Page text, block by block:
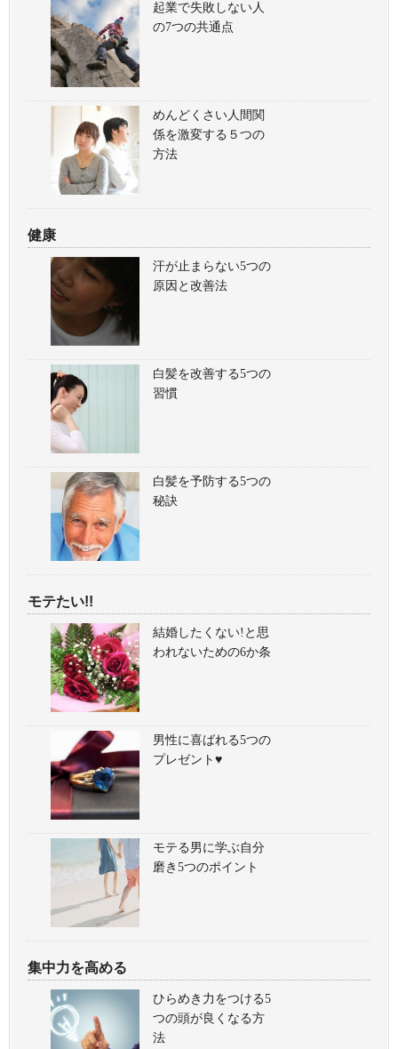
起業で失敗しない人
の7つの共通点
めんどくさい人間関
係を激変する５つの
方法
健康
汗が止まらない5つの
原因と改善法
白髪を改善する5つの
習慣
白髪を予防する5つの
秘訣
モテたい!!
結婚したくない!と思
われないための6か条
男性に喜ばれる5つの
プレゼント♥
モテる男に学ぶ自分
磨き5つのポイント
集中力を高める
ひらめき力をつける5
つの頭が良くなる方
法